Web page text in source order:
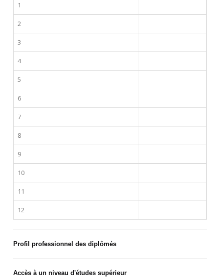
1
2
3
4
5
6
7
8
9
10
11
12
Profil professionnel des diplômés
Accès à un niveau d'études supérieur